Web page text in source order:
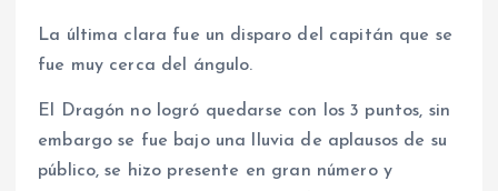
La última clara fue un disparo del capitán que se
fue muy cerca del ángulo.
El Dragón no logró quedarse con los 3 puntos, sin
embargo se fue bajo una lluvia de aplausos de su
público, se hizo presente en gran número y